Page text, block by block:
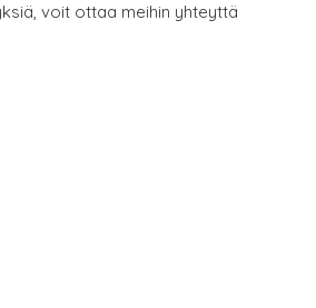
voit ottaa meihin yhteyttä